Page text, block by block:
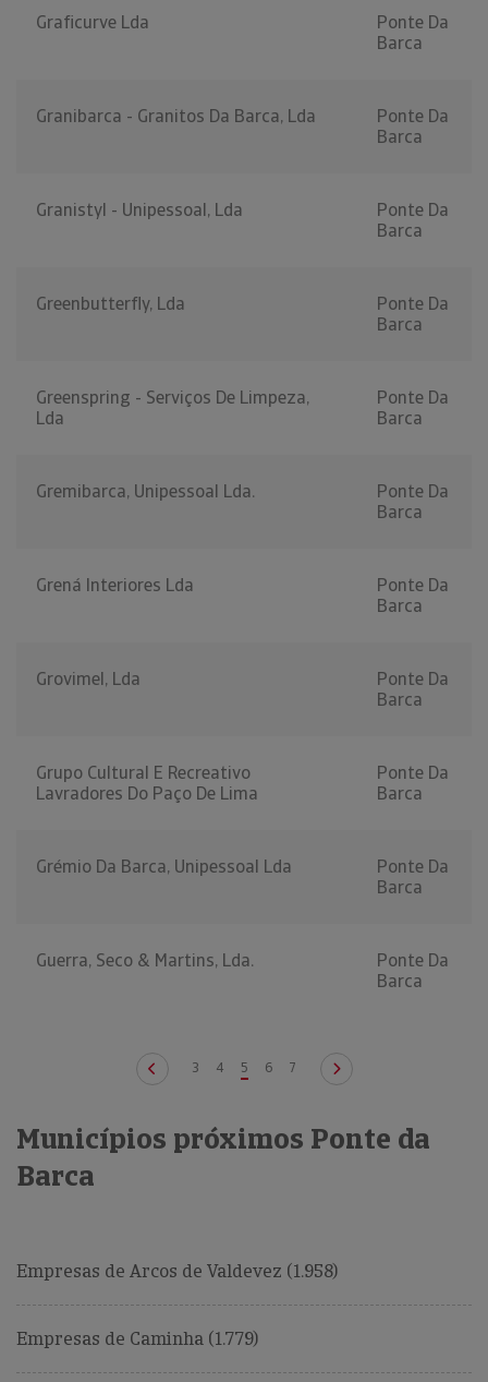
Graficurve Lda
Ponte Da
Barca
Granibarca - Granitos Da Barca, Lda
Ponte Da
Barca
Granistyl - Unipessoal, Lda
Ponte Da
Barca
Greenbutterfly, Lda
Ponte Da
Barca
Greenspring - Serviços De Limpeza,
Lda
Ponte Da
Barca
Gremibarca, Unipessoal Lda.
Ponte Da
Barca
Grená Interiores Lda
Ponte Da
Barca
Grovimel, Lda
Ponte Da
Barca
Grupo Cultural E Recreativo
Lavradores Do Paço De Lima
Ponte Da
Barca
Grémio Da Barca, Unipessoal Lda
Ponte Da
Barca
Guerra, Seco & Martins, Lda.
Ponte Da
Barca
3 4 5 6 7
Municípios próximos Ponte da
Barca
Empresas de Arcos de Valdevez (1.958)
Empresas de Caminha (1.779)